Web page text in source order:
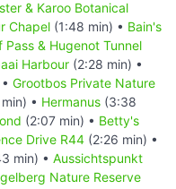
& Karoo Botanical
Chapel (1:48 min) • Bain's
Pass & Hugenot Tunnel
Harbour (2:28 min) •
Grootbos Private Nature
• Hermanus (3:38
(2:07 min) • Betty's
Drive R44 (2:26 min) •
min) • Aussichtspunkt
Nature Reserve